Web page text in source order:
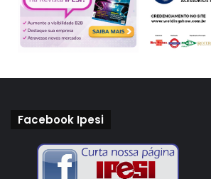
Facebook Ipesi